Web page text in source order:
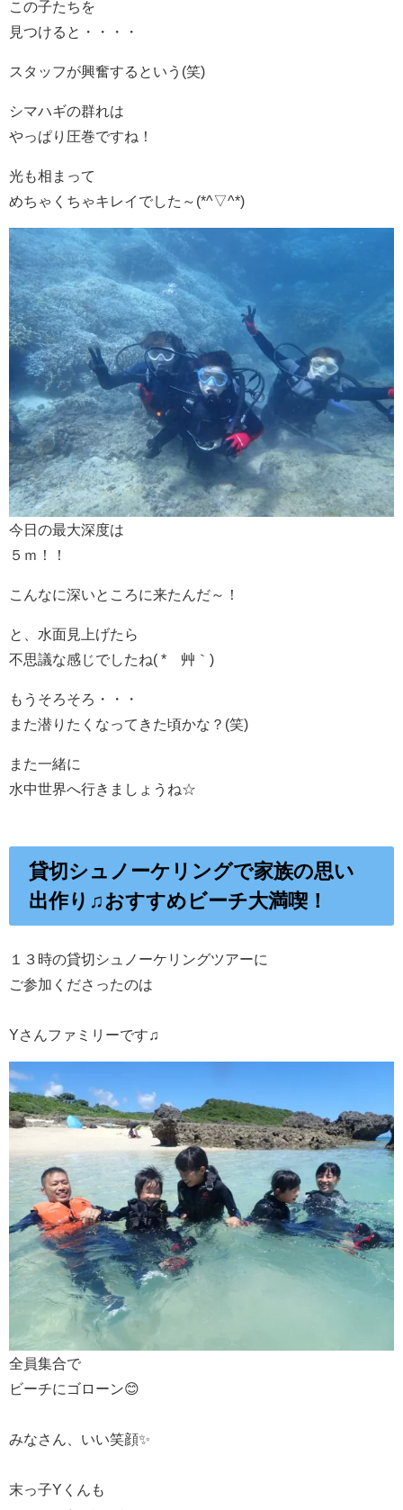
この子たちを
見つけると・・・・
スタッフが興奮するという(笑)
シマハギの群れは
やっぱり圧巻ですね！
光も相まって
めちゃくちゃキレイでした～(*^▽^*)
今日の最大深度は
５ｍ！！
こんなに深いところに来たんだ～！
と、水面見上げたら
不思議な感じでしたね( *´艸｀)
もうそろそろ・・・
また潜りたくなってきた頃かな？(笑)
また一緒に
水中世界へ行きましょうね☆
貸切シュノーケリングで家族の思い
出作り♫おすすめビーチ大満喫！
１３時の貸切シュノーケリングツアーに
ご参加くださったのは
Yさんファミリーです♫
全員集合で
ビーチにゴローン😊
みなさん、いい笑顔✨
末っ子Yくんも